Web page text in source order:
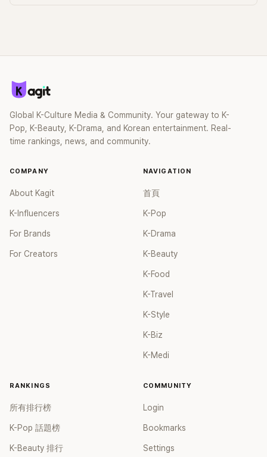
Global K-Culture Media & Community. Your gateway to K-
Pop, K-Beauty, K-Drama, and Korean entertainment. Real-
time rankings, news, and community.
COMPANY
About Kagit
K-Influencers
For Brands
For Creators
NAVIGATION
首頁
K-Pop
K-Drama
K-Beauty
K-Food
K-Travel
K-Style
K-Biz
K-Medi
RANKINGS
所有排行榜
K-Pop 話題榜
K-Beauty 排行
COMMUNITY
Login
Bookmarks
Settings